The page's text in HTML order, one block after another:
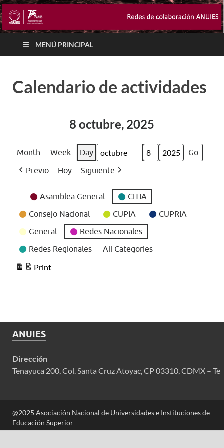
MENÚ PRINCIPAL
Calendario de actividades
8 octubre, 2025
Month Week Day
Month
Day
Year
Previo Hoy Siguiente
Event
Asamblea General
CITIA
Consejo Nacional
CUPIA
CUPRIA
General
Redes Nacionales
Redes Regionales
All Categories
Print
View
ANUIES
Dirección
Tenayuca 200, Col. Santa Cruz Atoyac, CP 03310, CDMX –
@2025 Asociación Nacional de Universidades e Instituciones de
Educación Superior